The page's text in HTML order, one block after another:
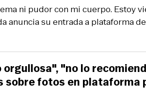
ni pudor con mi cuerpo. Estoy
anuncia su entrada a plataforma
"no lo
sobre fotos en plataforma